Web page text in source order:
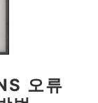
오류